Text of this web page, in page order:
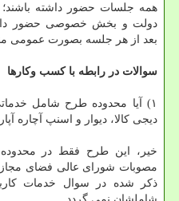
بعد از هر جلسه بصورت عمومی
سوالات در رابطه با کسب وکارها
۱) آیا محدوده طرح شامل
دیجی کالا، دیوار و اسنپ آچاره
خیر، این طرح فقط در
ذکر شده در سوال خدمات